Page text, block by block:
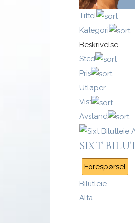
Tittel
Kategori
Beskrivelse
Sted
Pris
Utløper
Vist
Avstand
SIXT
Forespørsel
Bilutleie
Alta
---
Logg inn med passnøkkel
Logg inn